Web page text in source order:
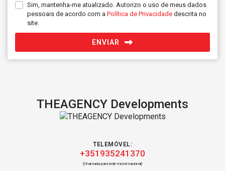
Sim, mantenha-me atualizado. Autorizo o uso de meus dados
pessoais de acordo com a Política de Privacidade descrita no
site.
ENVIAR
THEAGENCY Developments
TELEMÓVEL:
+351935241370
(Chamada para rede móvel nacional)